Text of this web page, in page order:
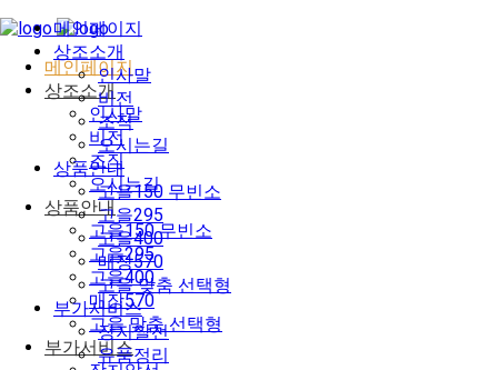
메인페이지
상조소개
인사말
비전
조직
오시는길
상품안내
고을150 무빈소
고을295
고을400
매장570
고을 맞춤 선택형
부가서비스
메인페이지
상조소개
인사말
비전
조직
오시는길
상품안내
고을150 무빈소
고을295
고을400
매장570
고을 맞춤 선택형
부가서비스
장지알선
유품정리